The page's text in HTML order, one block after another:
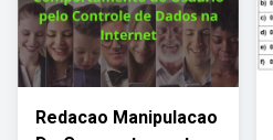
Redacao Manipulacao